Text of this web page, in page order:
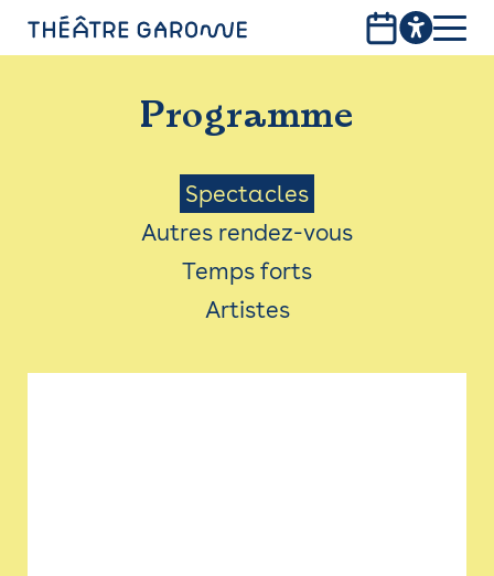
PROGRAMME
INFOS PRATIQUES
AVEC LES PUBLICS
ACCESSIBILITÉ
LES PRODUCTIONS
Programme
Menu
Saison
Spectacles
Autres rendez-vous
Temps forts
Artistes